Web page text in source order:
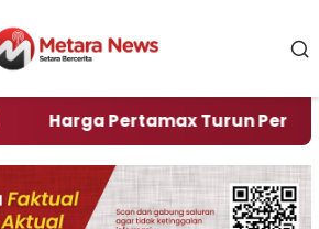
Harga Pertamax Turun Per Hari